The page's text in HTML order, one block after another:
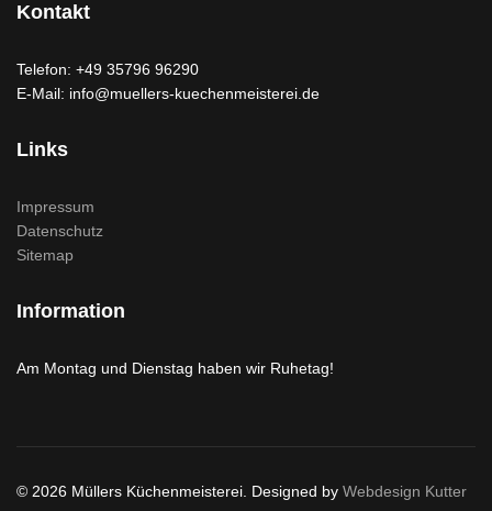
Kontakt
Telefon: +49 35796 96290
E-Mail: info@muellers-kuechenmeisterei.de
Links
Impressum
Datenschutz
Sitemap
Information
Am Montag und Dienstag haben wir Ruhetag!
© 2026 Müllers Küchenmeisterei. Designed by Webdesign Kutter